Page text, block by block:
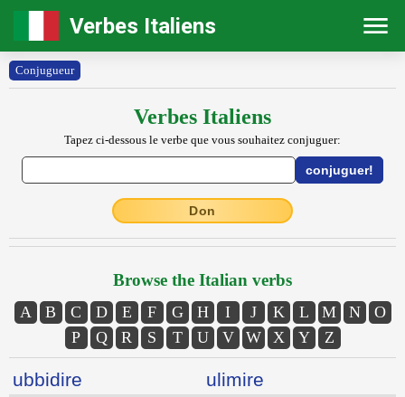
Verbes Italiens
Conjugueur
Verbes Italiens
Tapez ci-dessous le verbe que vous souhaitez conjuguer:
Don
Browse the Italian verbs
A B C D E F G H I J K L M N
O
P
Q R S T U V W X Y Z
ubbidire
ulimire